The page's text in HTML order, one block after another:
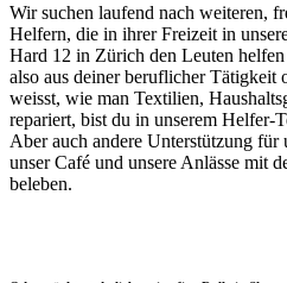
Wir suchen laufend nach weiteren,
Helfern, die in ihrer Freizeit in
Hard 12 in Zürich den Leuten
also aus deiner beruflicher
weisst, wie man Textilien,
repariert, bist du in unserem Helfer-
Aber auch andere Unterstützung für
unser Café und unsere Anlässe mit
beleben.